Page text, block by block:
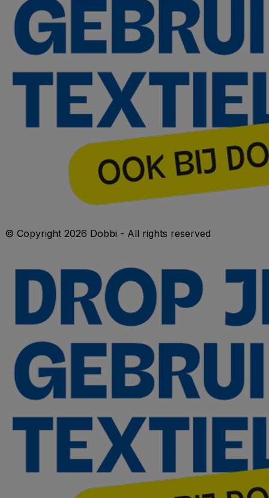
© Copyright 2026 Dobbi - All rights reserved